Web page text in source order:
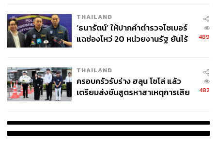
จ่ายหนี้-แอบระบุแบรนด์
THAILAND
‘ธนารัตน์’ ให้ปากคำตำรวจไซเบอร์
แฉช่องโหว่ 20 หน่วยงานรัฐ ยันไร้
489
THAILAND
ครอบครัวรับร่าง ฮลุน โซโล่ แล้ว
เตรียมส่งชันสูตรหาสาเหตุการเสีย
482